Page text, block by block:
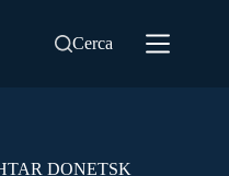
Cerca
DONETSK